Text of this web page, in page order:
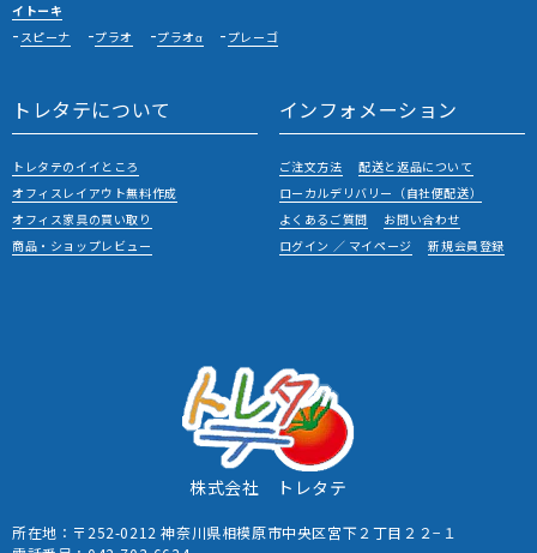
イトーキ
スピーナ
プラオ プラオα プレーゴ
トレタテについて
トレタテのイイところ
オフィスレイアウト無料作成
オフィス家具の買い取り
商品・ショップレビュー
インフォメーション
ご注文方法
配送と返品について
ローカルデリバリー（自社便配送）
よくあるご質問
お問い合わせ
ログイン ／ マイページ
新規会員登録
株式会社 トレタテ
所在地：〒252-0212 神奈川県相模原市中央区宮下２丁目２２−１